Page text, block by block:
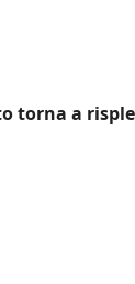
torna a